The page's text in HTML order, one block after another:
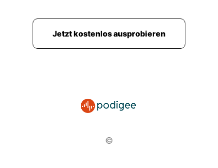
Jetzt kostenlos ausprobieren
©